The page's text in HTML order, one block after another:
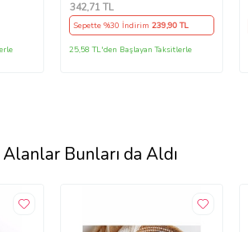
342,71 TL
Sepette %30 İndirim 239,90 TL
25,58 TL'den Başlayan Taksitlerle
Bunları da Aldı